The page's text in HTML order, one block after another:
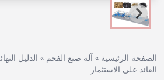
الصفحة الرئيسية » آلة صنع الفحم » الدليل
العائد على الاستثمار